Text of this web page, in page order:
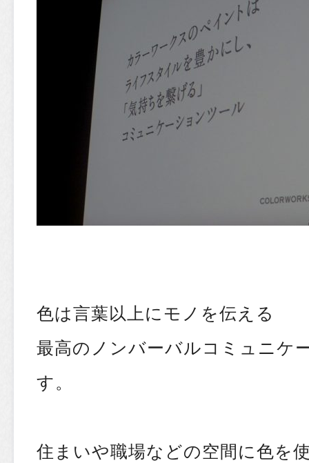
色は言葉以上にモノを伝える
最高のノンバーバルコミュニケ
す。
住まいや職場などの空間に色を